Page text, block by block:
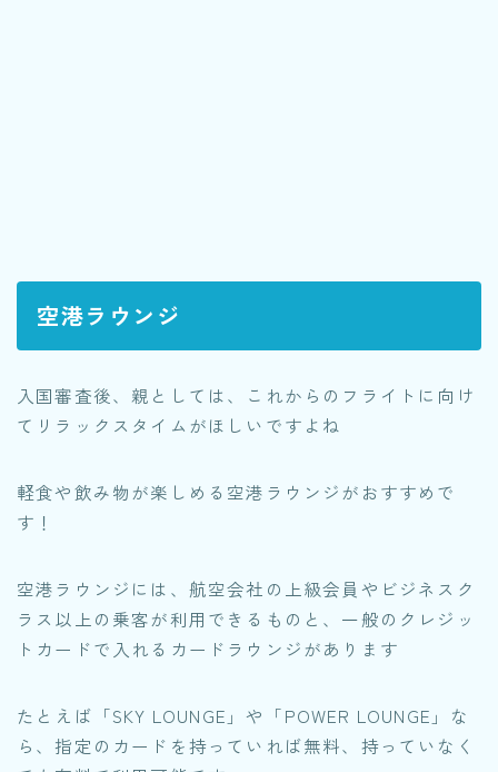
空港ラウンジ
入国審査後、親としては、これからのフライトに向け
てリラックスタイムがほしいですよね
軽食や飲み物が楽しめる空港ラウンジがおすすめで
す！
空港ラウンジには、航空会社の上級会員やビジネスク
ラス以上の乗客が利用できるものと、一般のクレジッ
トカードで入れるカードラウンジがあります
たとえば「SKY LOUNGE」や「POWER LOUNGE」な
ら、指定のカードを持っていれば無料、持っていなく